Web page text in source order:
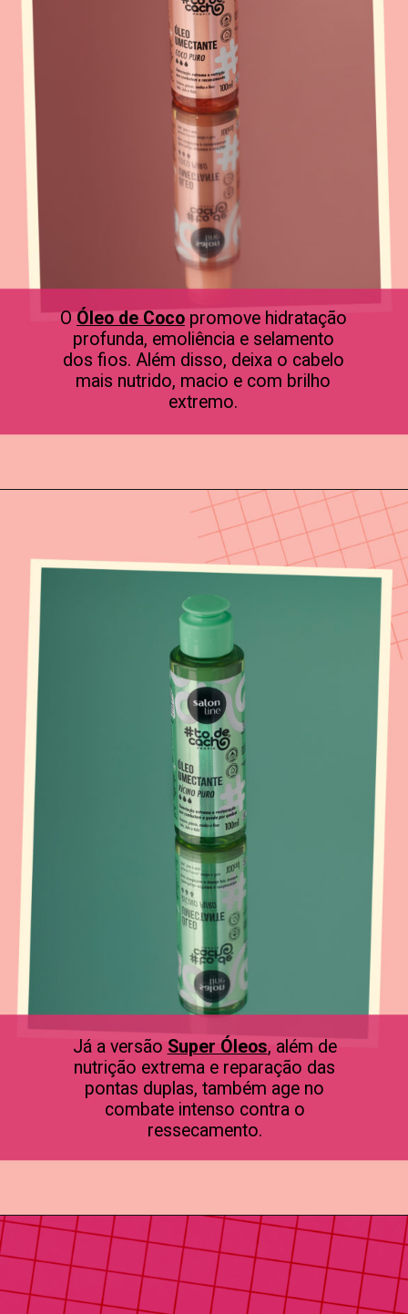
OÓleo de Cocopromove hidratação
profunda, emoliência e selamento
dos fios. Além disso, deixa o cabelo
mais nutrido, macio e com brilho
extremo.
Já a versão Super Óleos, além de
nutrição extrema e reparação das
pontas duplas, também age no
combate intenso contra o
ressecamento.